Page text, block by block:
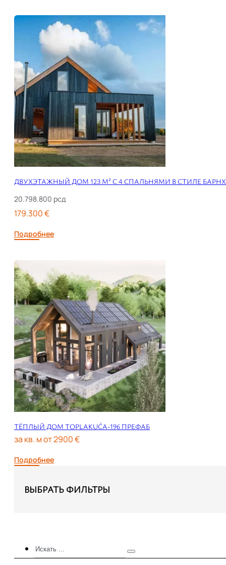
ДВУХЭТАЖНЫЙ ДОМ 123 М² С 4 СПАЛЬНЯМИ В СТИЛЕ
20.798.800 рсд
179.300 €
Подробнее
ТЁПЛЫЙ ДОМ TOPLAKUĆA-196 ПРЕФАБ
за кв. м от 2900 €
Подробнее
ВЫБРАТЬ ФИЛЬТРЫ
Искать
...